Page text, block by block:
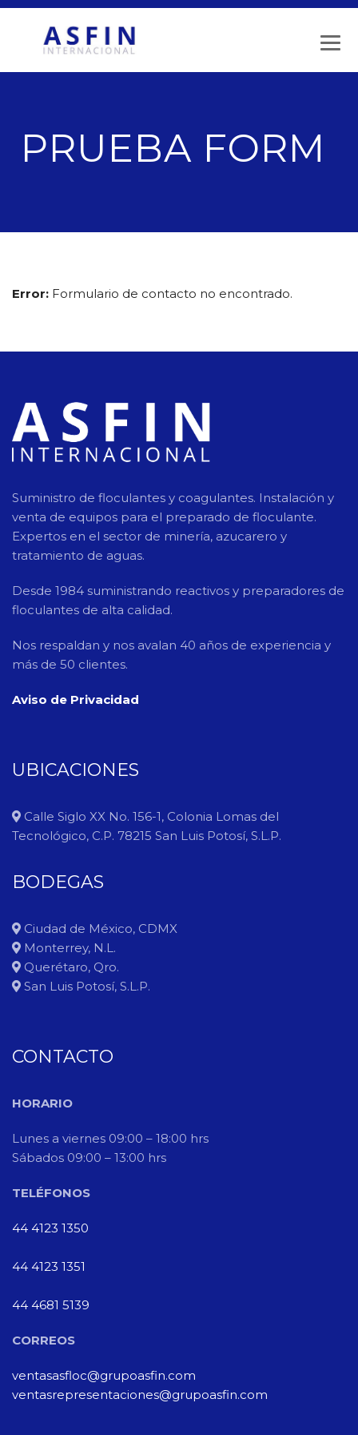
PRUEBA FORM
Error: Formulario de contacto no encontrado.
Suministro de floculantes y coagulantes. Instalación y
venta de equipos para el preparado de floculante.
Expertos en el sector de minería, azucarero y
tratamiento de aguas.
Desde 1984 suministrando reactivos y preparadores de
floculantes de alta calidad.
Nos respaldan y nos avalan 40 años de experiencia y
más de 50 clientes.
Aviso de Privacidad
UBICACIONES
Calle Siglo XX No. 156-1, Colonia Lomas del
Tecnológico, C.P. 78215 San Luis Potosí, S.L.P.
BODEGAS
Ciudad de México, CDMX
Monterrey, N.L.
Querétaro, Qro.
San Luis Potosí, S.L.P.
CONTACTO
HORARIO
Lunes a viernes 09:00 – 18:00 hrs
Sábados 09:00 – 13:00 hrs
TELÉFONOS
44 4123 1350
44 4123 1351
44 4681 5139
CORREOS
ventasasfloc@grupoasfin.com
ventasrepresentaciones@grupoasfin.com